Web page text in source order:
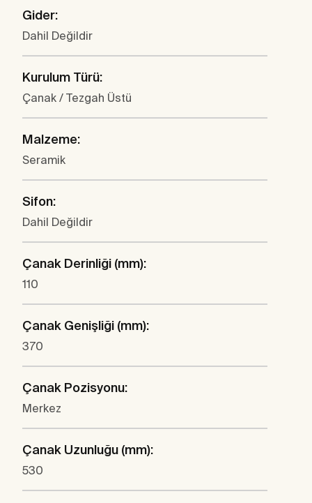
Gider:
Dahil Değildir
Kurulum Türü:
Çanak / Tezgah Üstü
Malzeme:
Seramik
Sifon:
Dahil Değildir
Çanak Derinliği (mm):
110
Çanak Genişliği (mm):
370
Çanak Pozisyonu:
Merkez
Çanak Uzunluğu (mm):
530